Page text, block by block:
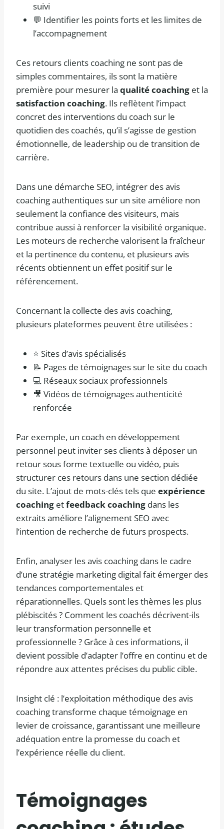
suivi
💬 Identifier les points forts et les limites de
l’accompagnement
Ces retours clients coaching ne sont pas de
simples commentaires, ils sont la matière
première pour mesurer la qualité coaching et la
satisfaction coaching. Ils reflètent l’impact
concret des interventions du coach sur le
quotidien des coachés, qu’il s’agisse de gestion
émotionnelle, de leadership ou de transition de
carrière.
Dans une démarche SEO, intégrer des avis
coaching authentiques sur un site améliore non
seulement la confiance des visiteurs, mais
contribue aussi à renforcer la visibilité organique.
Les moteurs de recherche valorisent la fraîcheur
et la pertinence du contenu, et plusieurs avis
récents obtiennent un effet positif sur le
référencement.
Concernant la collecte des avis coaching,
plusieurs plateformes peuvent être utilisées :
⭐ Sites d’avis spécialisés
📝 Pages de témoignages sur le site du coach
💻 Réseaux sociaux professionnels
🎥 Vidéos de témoignages authenticité
renforcée
Par exemple, un coach en développement
personnel peut inviter ses clients à déposer un
retour sous forme textuelle ou vidéo, puis
structurer ces retours dans une section dédiée
du site. L’ajout de mots-clés tels que expérience
coaching etfeedback coaching dans les
extraits améliore l’alignement SEO avec
l’intention de recherche de futurs prospects.
Enfin, analyser les avis coaching dans le cadre
d’une stratégie marketing digital fait émerger des
tendances comportementales et
réparationnelles. Quels sont les thèmes les plus
plébiscités ? Comment les coachés décrivent-ils
leur transformation personnelle et
professionnelle ? Grâce à ces informations, il
devient possible d’adapter l’offre en continu et de
répondre aux attentes précises du public cible.
Insight clé : l’exploitation méthodique des avis
coaching transforme chaque témoignage en
levier de croissance, garantissant une meilleure
adéquation entre la promesse du coach et
l’expérience réelle du client.
Témoignages